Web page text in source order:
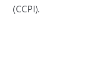
(CCPI).